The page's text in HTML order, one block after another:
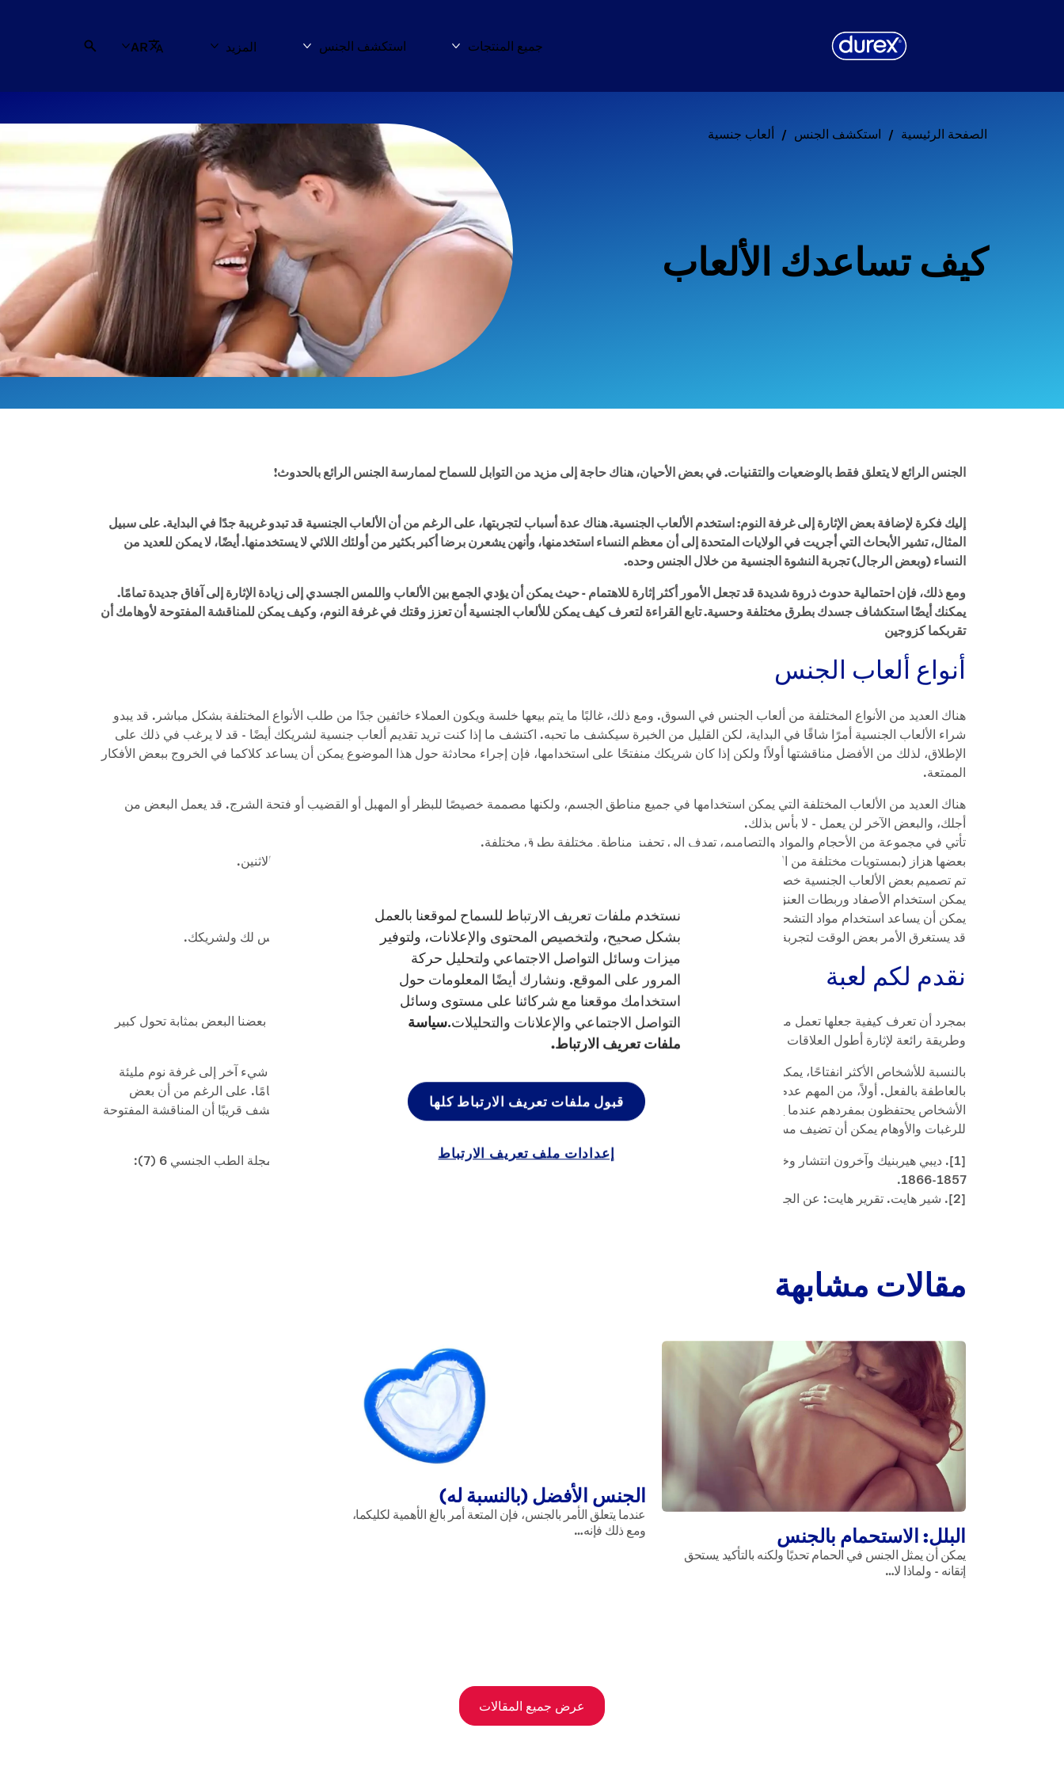
جميع المنتجات المزيد جميع المنتجات
استكشف الجنس المزيد استكشف الجنس
المزيد AR
الصفحة الرئيسية استكشف الجنس ألعاب جنسية
كيف تساعدك الألعاب
الجنس الرائع لا يتعلق فقط بالوضعيات والتقنيات. في بعض الأحيان، هناك حاجة إلى مزيد من التوابل للسماح لممارسة الجنس الرائع بالحدوث!
إليك فكرة لإضافة بعض الإثارة إلى غرفة النوم: استخدم الألعاب الجنسية. هناك عدة أسباب لتجربتها، على الرغم من أن الألعاب الجنسية قد تبدو غريبة جدًا في البداية. على سبيل
المثال، تشير الأبحاث التي أجريت في الولايات المتحدة إلى أن معظم النساء استخدمنها، وأنهن يشعرن برضا أكبر بكثير من أولئك اللائي لا يستخدمنها. أيضًا، لا يمكن للعديد من
النساء (وبعض الرجال) تجربة النشوة الجنسية من خلال الجنس وحده.
ومع ذلك، فإن احتمالية حدوث ذروة شديدة قد تجعل الأمور أكثر إثارة للاهتمام - حيث يمكن أن يؤدي الجمع بين الألعاب واللمس الجسدي إلى زيادة الإثارة إلى آفاق جديدة تمامًا.
يمكنك أيضًا استكشاف جسدك بطرق مختلفة وحسية. تابع القراءة لتعرف كيف يمكن للألعاب الجنسية أن تعزز وقتك في غرفة النوم، وكيف يمكن للمناقشة المفتوحة لأوهامك أن
تقربكما كزوجين
أنواع ألعاب الجنس
هناك العديد من الأنواع المختلفة من ألعاب الجنس في السوق. ومع ذلك، غالبًا ما يتم بيعها خلسة ويكون العملاء خائفين جدًا من طلب الأنواع المختلفة بشكل مباشر. قد يبدو
شراء الألعاب الجنسية أمرًا شاقًا في البداية، لكن القليل من الخبرة سيكشف ما تحبه. اكتشف ما إذا كنت تريد تقديم ألعاب جنسية لشريكك أيضًا - قد لا يرغب في ذلك على
الإطلاق، لذلك من الأفضل مناقشتها أولاً! ولكن إذا كان شريكك منفتحًا على استخدامها، فإن إجراء محادثة حول هذا الموضوع يمكن أن يساعد كلاكما في الخروج ببعض الأفكار
الممتعة.
هناك العديد من الألعاب المختلفة التي يمكن استخدامها في جميع مناطق الجسم، ولكنها مصممة خصيصًا للبظر أو المهبل أو القضيب أو فتحة الشرج. قد يعمل البعض من
أجلك، والبعض الآخر لن يعمل - لا بأس بذلك.
تأتي في مجموعة من الأحجام والمواد والتصاميم، تهدف إلى تحفيز مناطق مختلفة بطرق مختلفة.
بعضها هزاز (بمستويات مختلفة من القوة)، والبعض الآخر به نتوءات وحواف لتصل إلى جميع النقاط الصحيحة وبعضها يحتوي على مزيج من الاثنين.
تم تصميم بعض الألعاب الجنسية خصيصًا لاستخدامها للأشخاص الذين يمارسون الجنس معًا، مثل حلقات الاهتزاز والقضبان الاصطناعية.
يمكن استخدام الأصفاد وربطات العنق الحريرية مع الشريك، لكن تذكر أن تتناوب!
يمكن أن يساعد استخدام مواد التشحيم أو المواد الهلامية مع الألعاب الجنسية في زيادة المتعة وزيادة الإحساس.
قد يستغرق الأمر بعض الوقت لتجربة العثور على النوع المناسب لك أو لشريكك، لكن دفع بعض الحواجز يعد طريقة رائعة لمعرفة أفضل جنس لك ولشريكك.
نقدم لكم لعبة
بمجرد أن تعرف كيفية جعلها تعمل من أجلك، قد ترغب في التفكير في كيفية العمل لك ولشريكك معًا. يعد العثور على طرق جديدة للعب مع بعضنا البعض بمثابة تحول كبير
وطريقة رائعة لإثارة أطول العلاقات الجنسية. ومع ذلك، قد يتطلب إيصال ذلك إلى شريك بعض المناقشات لفتحه على الفكرة.
بالنسبة للأشخاص الأكثر انفتاحًا، يمكن أن تكون لعبة الجنس من المحرمات إلى حد ما. قد تشعر أنت أو شريكك بعدم الأمان بشأن إضافة أي شيء آخر إلى غرفة نوم مليئة
بالعاطفة بالفعل. أولاً، من المهم عدم إحضار شيء ما دون التحدث عنه أولاً. وثانيًا، من المهم احترام الحدود، حتى لو كانت أذواقك مختلفة تمامًا. على الرغم من أن بعض
الأشخاص يحتفظون بمفردهم عندما يكونون بمفردهم، إذا كنت ترغب في الاستكشاف معًا، فإن التجريب يكون بنفس القدر من المتعة. ستكتشف قريبًا أن المناقشة المفتوحة
للرغبات والأوهام يمكن أن تضيف مستوى آخر إلى حياتك الجنسية.
[1]. ديبي هيربنيك وآخرون انتشار وخصائص استخدام الهزاز من قبل النساء في الولايات المتحدة: نتائج دراسة تمثيلية على الصعيد الوطني. مجلة الطب الجنسي 6 (7):
1857-1866.
[2]. شير هايت. تقرير هايت: عن الجنسانية الأنثوية. باندورا: 1976
مقالات مشابهة
البلل: الاستحمام بالجنس
يمكن أن يمثل الجنس في الحمام تحديًا ولكنه بالتأكيد يستحق
إتقانه - ولماذا لا…
الجنس الأفضل (بالنسبة له)
عندما يتعلق الأمر بالجنس، فإن المتعة أمر بالغ الأهمية لكليكما،
ومع ذلك فإنه…
عرض جميع المقالات
نستخدم ملفات تعريف الارتباط للسماح لموقعنا بالعمل
بشكل صحيح، ولتخصيص المحتوى والإعلانات، ولتوفير
ميزات وسائل التواصل الاجتماعي ولتحليل حركة
المرور على الموقع. ونشارك أيضًا المعلومات حول
استخدامك موقعنا مع شركائنا على مستوى وسائل
التواصل الاجتماعي والإعلانات والتحليلات.سياسة
ملفات تعريف الارتباط.
إعدادات ملف تعريف الارتباط
قبول ملفات تعريف الارتباط كلها